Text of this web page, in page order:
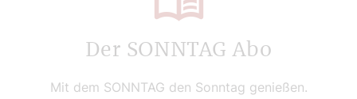
Der SONNTAG Abo
Mit dem SONNTAG den Sonntag genießen.